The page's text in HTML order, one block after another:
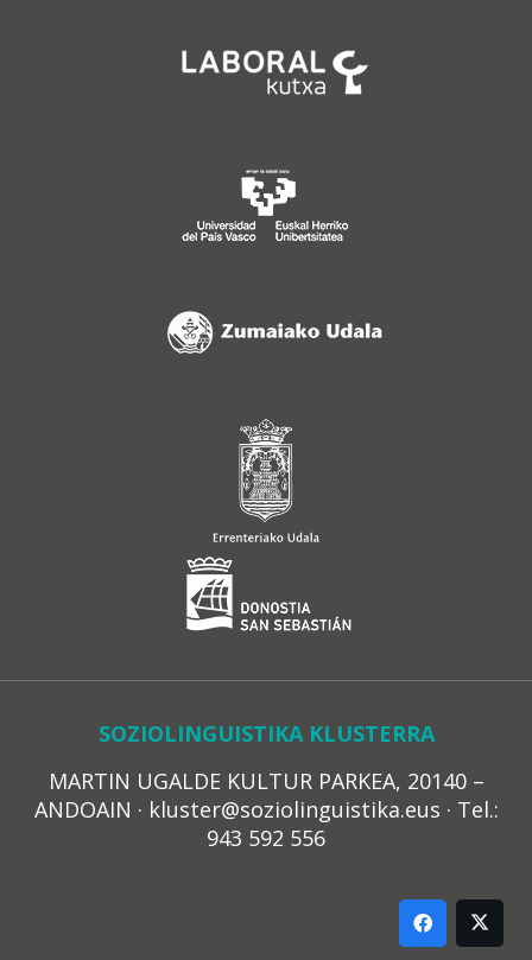
SOZIOLINGUISTIKA KLUSTERRA
MARTIN UGALDE KULTUR PARKEA, 20140 –
ANDOAIN · kluster@soziolinguistika.eus · Tel.:
943 592 556